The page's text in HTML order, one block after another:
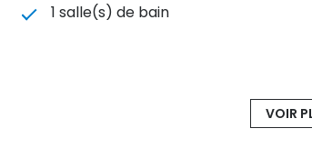
1 salle(s) de bain
VOIR